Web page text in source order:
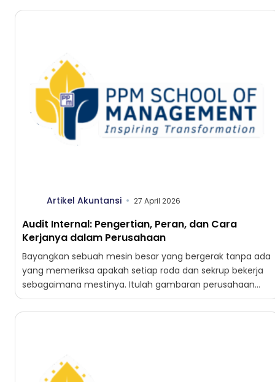
Artikel Akuntansi 27 April 2026
Audit Internal: Pengertian, Peran, dan Cara
Kerjanya dalam Perusahaan
Bayangkan sebuah mesin besar yang bergerak tanpa ada
yang memeriksa apakah setiap roda dan sekrup bekerja
sebagaimana mestinya. Itulah gambaran perusahaan
tanpa audit internal. Ketika...